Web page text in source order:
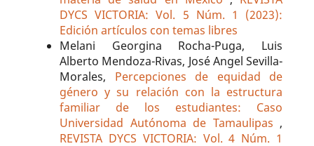
DYCS VICTORIA: Vol. 5 Núm. 1 (2023):
Edición artículos con temas libres
Melani Georgina Rocha-Puga, Luis
Alberto Mendoza-Rivas, José Angel Sevilla-
Morales, Percepciones de equidad de
género y su relación con la estructura
familiar de los estudiantes: Caso
Universidad Autónoma de Tamaulipas ,
REVISTA DYCS VICTORIA: Vol. 4 Núm. 1